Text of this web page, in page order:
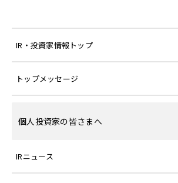
IR・投資家情報トップ
トップメッセージ
個人投資家の皆さまへ
IRニュース